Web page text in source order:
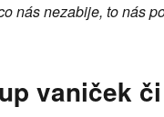
nás nezabije, to nás
vaniček